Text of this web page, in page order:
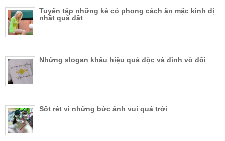
Tuyển tập những kẻ có phong cách ăn mặc kinh dị
nhất quả đất
Những slogan khẩu hiệu quá độc và đỉnh vô đối
Sốt rét vì những bức ảnh vui quá trời